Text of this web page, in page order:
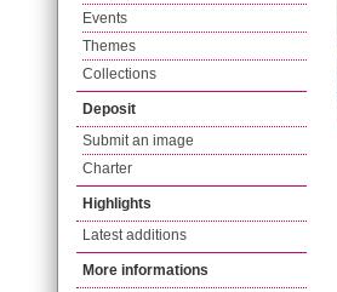
Events
Themes
Collections
Deposit
Submit an image
Charter
Highlights
Latest additions
More informations